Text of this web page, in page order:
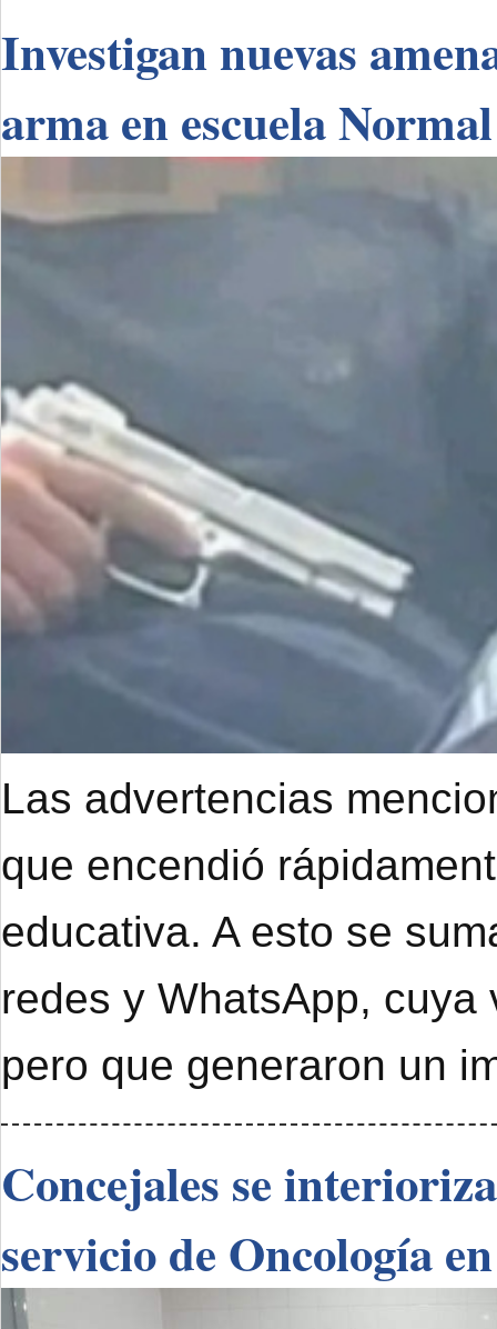
Investigan nuevas
arma en escuela Normal
Las advertencias
que encendió
educativa. A esto se
redes y WhatsApp,
pero que generaron un
Concejales se
servicio de Oncología